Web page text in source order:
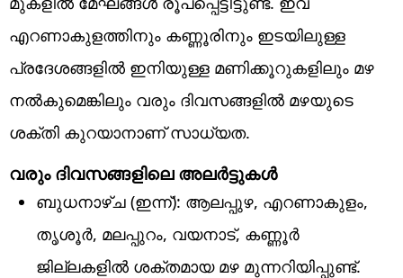
എറണാകുളത്തിനും കണ്ണൂരിനും ഇടയിലുള്ള
പ്രദേശങ്ങളിൽ ഇനിയുള്ള മണിക്കൂറുകളിലും മഴ
നൽകുമെങ്കിലും വരും ദിവസങ്ങളിൽ മഴയുടെ
ശക്തി കുറയാനാണ് സാധ്യത.
വരും ദിവസങ്ങളിലെ അലർട്ടുകൾ
ബുധനാഴ്ച (ഇന്ന്): ആലപ്പുഴ, എറണാകുളം,
തൃശൂർ, മലപ്പുറം, വയനാട്, കണ്ണൂർ
ജില്ലകളിൽ ശക്തമായ മഴ മുന്നറിയിപ്പുണ്ട്.